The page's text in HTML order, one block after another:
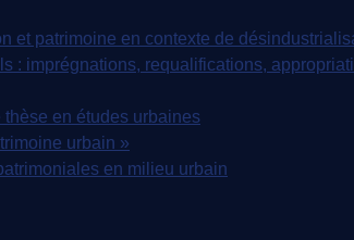
et patrimoine en contexte de
: imprégnations, requalifications,
en études urbaines
urbain »
en milieu urbain